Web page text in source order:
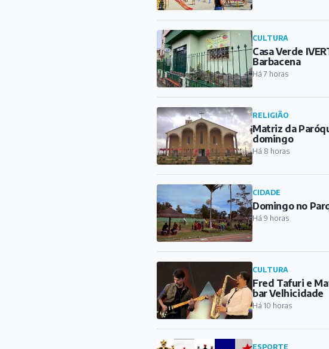
CULTURA
Casa Verde
Barbacena
Há 7 horas
RELIGIÃO
Matriz da
domingo
Há 8 horas
CIDADE
Domingo no
Há 9 horas
CULTURA
Fred Tafuri e
bar Velhicidade
Há 10 horas
ESPORTE